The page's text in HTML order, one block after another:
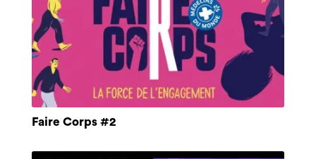
Faire Corps #2